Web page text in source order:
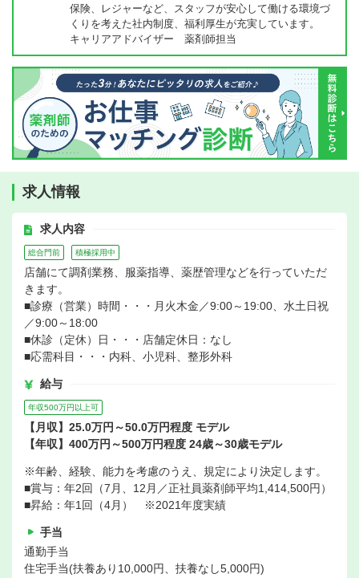
保険、レジャーなど、スタッフが安心して働ける環境づ
くりを考えた社内制度、福利厚生が充実しています。
キャリアアドバイザー 薬剤師担当
求人情報
求人内容
総合門前 積極採用中
店舗にて調剤業務、服薬指導、薬歴管理などを行っていただ
きます。
■診療（営業）時間・・・月火木金／9:00～19:00、水土日祝
／9:00～18:00
■休診（定休）日・・・店舗定休日：なし
■応需科目・・・内科、小児科、整形外科
給与
年収500万円以上可
【月収】25.0万円～50.0万円程度 モデル
【年収】400万円～500万円程度 24歳～30歳モデル
※年齢、経験、能力を考慮のうえ、規定により決定します。
■賞与：年2回（7月、12月／正社員薬剤師平均1,414,500円）
■昇給：年1回（4月） ※2021年度実績
手当
通勤手当
住宅手当(扶養あり10,000円、扶養なし5,000円)